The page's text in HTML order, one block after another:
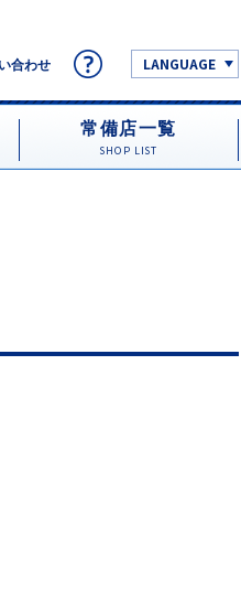
合わせ LANGUAGE
常備店一覧
SHOP LIST